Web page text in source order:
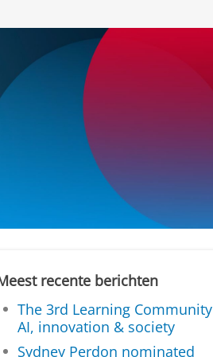
recente berichten
The 3rd Learning Community
AI, innovation & society
Sydney Perdon nominated